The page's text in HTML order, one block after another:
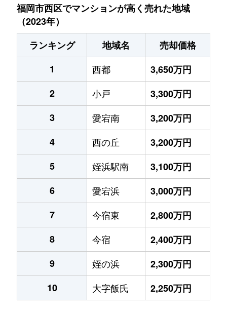
福岡市西区でマンションが高く売れた地域
（2023年）
ランキング
地域名
売却価格
1
西都
3,650万円
2
小戸
3,300万円
3
愛宕南
3,200万円
4
西の丘
3,200万円
5
姪浜駅南
3,100万円
6
愛宕浜
3,000万円
7
今宿東
2,800万円
8
今宿
2,400万円
9
姪の浜
2,300万円
10
大字飯氏 2,250万円